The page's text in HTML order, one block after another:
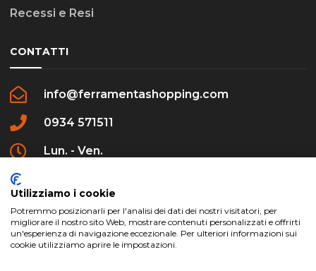
Recessi e Resi
CONTATTI
info@ferramentashopping.com
0934 571511
Lun. - Ven.
Utilizziamo i cookie
Potremmo posizionarli per l'analisi dei dati dei nostri visitatori, per
migliorare il nostro sito Web, mostrare contenuti personalizzati e offrirti
un'esperienza di navigazione eccezionale. Per ulteriori informazioni sui
cookie utilizziamo aprire le impostazioni.